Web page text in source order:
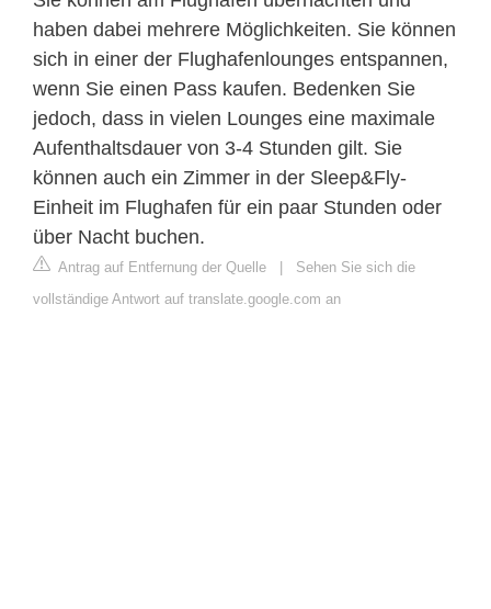
haben dabei mehrere Möglichkeiten. Sie können
sich in einer der Flughafenlounges entspannen,
wenn Sie einen Pass kaufen. Bedenken Sie
jedoch, dass in vielen Lounges eine maximale
Aufenthaltsdauer von 3-4 Stunden gilt. Sie
können auch ein Zimmer in der Sleep&Fly-
Einheit im Flughafen für ein paar Stunden oder
über Nacht buchen.
Antrag auf Entfernung der Quelle | Sehen Sie sich die
vollständige Antwort auf translate.google.com an